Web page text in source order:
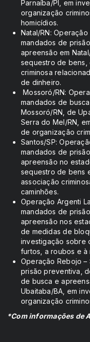
Parnaíba/PI, em
organização
homicídios.
Natal/RN:
mandados de
apreensão em
sequestro de bens,
criminosa
de dinheiro.
Mossoró/RN:
mandados de
Mossoró/RN, de
Serra do Mel/RN,
de organização
Santos/SP:
mandados de
apreensão no
sequestro de bens
associação
caminhões.
Operação Argenti
mandados de
apreensão nos
de medidas de
investigação sobre
furtos, a roubos e
Operação Rebojo –
prisão preventiva,
de busca e
Ubaitaba/BA, em
organização
*Com informações de